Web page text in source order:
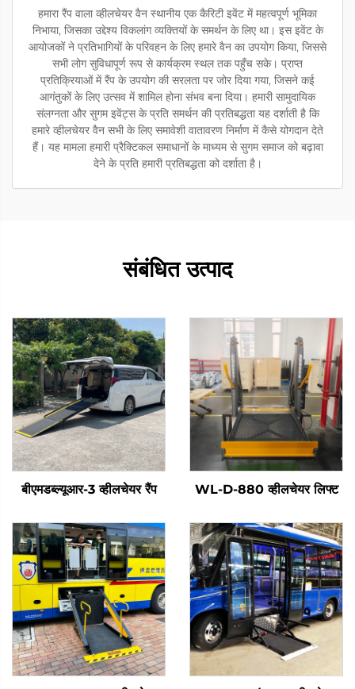
हमारा रैंप वाला व्हीलचेयर वैन स्थानीय एक कैरिटी इवेंट में महत्वपूर्ण भूमिका
निभाया, जिसका उद्देश्य विकलांग व्यक्तियों के समर्थन के लिए था। इस इवेंट के
आयोजकों ने प्रतिभागियों के परिवहन के लिए हमारे वैन का उपयोग किया, जिससे
सभी लोग सुविधापूर्ण रूप से कार्यक्रम स्थल तक पहुँच सके। प्राप्त
प्रतिक्रियाओं में रैंप के उपयोग की सरलता पर जोर दिया गया, जिसने कई
आगंतुकों के लिए उत्सव में शामिल होना संभव बना दिया। हमारी सामुदायिक
संलग्नता और सुगम इवेंट्स के प्रति समर्थन की प्रतिबद्धता यह दर्शाती है कि
हमारे व्हीलचेयर वैन सभी के लिए समावेशी वातावरण निर्माण में कैसे योगदान देते
हैं। यह मामला हमारी प्रैक्टिकल समाधानों के माध्यम से सुगम समाज को बढ़ावा
देने के प्रति हमारी प्रतिबद्धता को दर्शाता है।
संबंधित उत्पाद
बीएमडब्ल्यूआर-3 व्हीलचेयर रैंप WL-D-880 व्हीलचेयर लिफ्ट